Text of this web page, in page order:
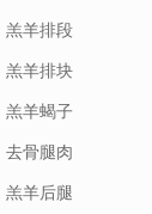
羔羊排段
羔羊排块
羔羊蝎子
去骨腿肉
羔羊后腿